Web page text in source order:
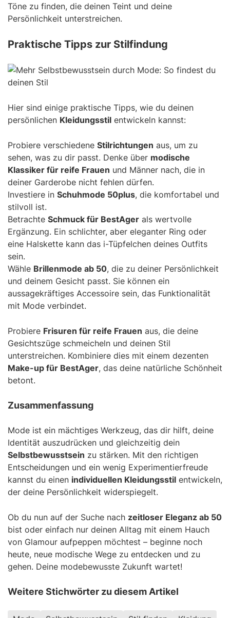
Töne zu finden, die deinen Teint und deine
Persönlichkeit unterstreichen.
Praktische Tipps zur Stilfindung
Hier sind einige praktische Tipps, wie du deinen
persönlichen Kleidungsstil entwickeln kannst:
Probiere verschiedene Stilrichtungen aus, um zu
sehen, was zu dir passt. Denke über modische
Klassiker für reife Frauen und Männer nach, die in
deiner Garderobe nicht fehlen dürfen.
Investiere in Schuhmode 50plus, die komfortabel und
stilvoll ist.
Betrachte Schmuck für BestAger als wertvolle
Ergänzung. Ein schlichter, aber eleganter Ring oder
eine Halskette kann das i-Tüpfelchen deines Outfits
sein.
Wähle Brillenmode ab 50, die zu deiner Persönlichkeit
und deinem Gesicht passt. Sie können ein
aussagekräftiges Accessoire sein, das Funktionalität
mit Mode verbindet.
Probiere Frisuren für reife Frauen aus, die deine
Gesichtszüge schmeicheln und deinen Stil
unterstreichen. Kombiniere dies mit einem dezenten
Make-up für BestAger, das deine natürliche Schönheit
betont.
Zusammenfassung
Mode ist ein mächtiges Werkzeug, das dir hilft, deine
Identität auszudrücken und gleichzeitig dein
Selbstbewusstsein zu stärken. Mit den richtigen
Entscheidungen und ein wenig Experimentierfreude
kannst du einen individuellen Kleidungsstil entwickeln,
der deine Persönlichkeit widerspiegelt.
Ob du nun auf der Suche nach zeitloser Eleganz ab 50
bist oder einfach nur deinen Alltag mit einem Hauch
von Glamour aufpeppen möchtest – beginne noch
heute, neue modische Wege zu entdecken und zu
gehen. Deine modebewusste Zukunft wartet!
Weitere Stichwörter zu diesem Artikel